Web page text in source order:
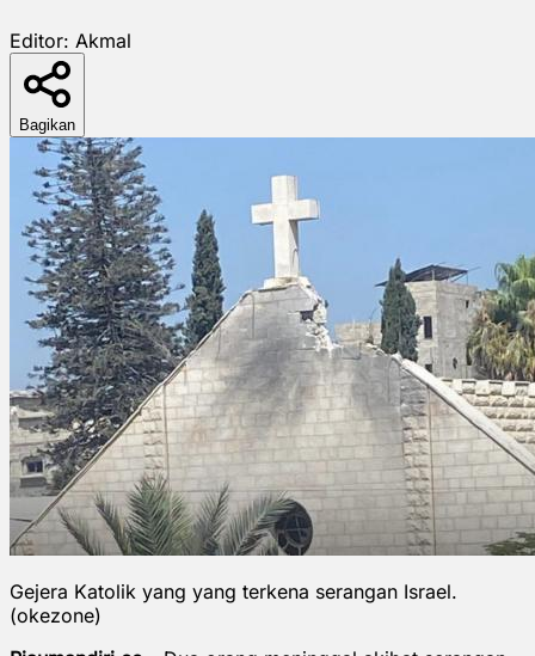
Editor: Akmal
Bagikan
Gejera Katolik yang yang terkena serangan Israel.
(okezone)